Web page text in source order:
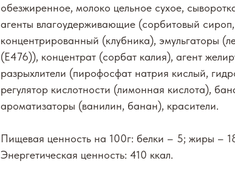
обезжиренное, молоко цельное сухое,
агенты влагоудерживающие (сорбитовый
концентрированный (клубника), эмульгаторы
(Е476)), концентрат (сорбат калия), агент
разрыхлители (пирофосфат натрия кислый,
регулятор кислотности (лимонная кислота),
ароматизаторы (ванилин, банан), красители.
Пищевая ценность на 100г: белки – 5; жиры –
Энергетическая ценность: 410 ккал.